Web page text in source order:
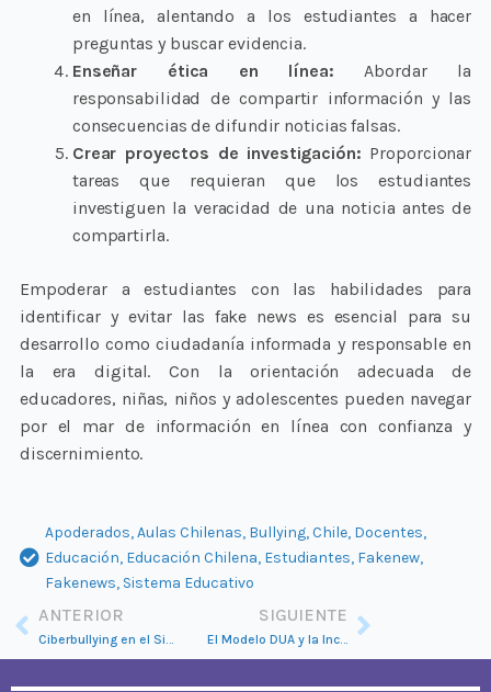
en línea, alentando a los estudiantes a hacer
preguntas y buscar evidencia.
Enseñar ética en línea: Abordar la
responsabilidad de compartir información y las
consecuencias de difundir noticias falsas.
Crear proyectos de investigación: Proporcionar
tareas que requieran que los estudiantes
investiguen la veracidad de una noticia antes de
compartirla.
Empoderar a estudiantes con las habilidades para
identificar y evitar las fake news es esencial para su
desarrollo como ciudadanía informada y responsable en
la era digital. Con la orientación adecuada de
educadores, niñas, niños y adolescentes pueden navegar
por el mar de información en línea con confianza y
discernimiento.
Apoderados,Aulas Chilenas, Bullying,Chile, Docentes,
Educación, Educación Chilena, Estudiantes, Fakenew,
Fakenews, Sistema Educativo
Ant
ANTERIOR
Ciberbullying en el Sistema Educativo Chileno
SIGUIENTE
El Modelo DUA y la Inclusión Educativa